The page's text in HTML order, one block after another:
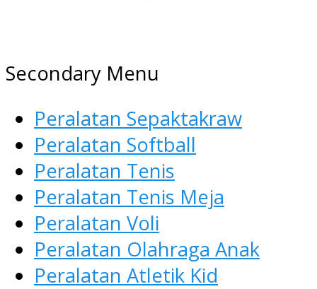
AGEN ALAT OLAHRAGA
Menyediakan Alat Olahraga
Secondary Menu
Peralatan Sepaktakraw
Peralatan Softball
Peralatan Tenis
Peralatan Tenis Meja
Peralatan Voli
Peralatan Olahraga Anak
Peralatan Atletik Kid